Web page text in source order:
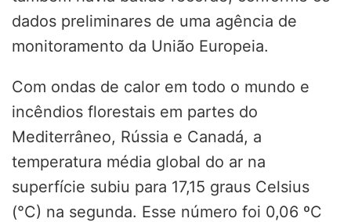
dados preliminares de uma agência de
monitoramento da União Europeia.
Com ondas de calor em todo o mundo e
incêndios florestais em partes do
Mediterrâneo, Rússia e Canadá, a
temperatura média global do ar na
superfície subiu para 17,15 graus Celsius
(°C) na segunda. Esse número foi 0,06 ºC